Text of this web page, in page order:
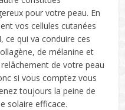
pour votre peau. En
vos cellules cutanées
ce qui va conduire ces
de mélanine et
de votre peau
si vous comptez vous
toujours la peine de
solaire efficace.